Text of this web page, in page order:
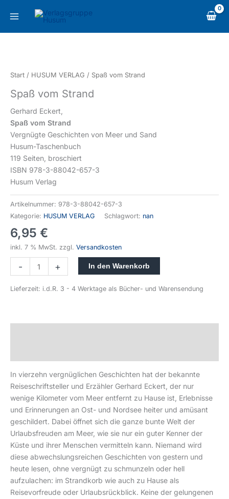
Inhalt
Start / HUSUM VERLAG / Spaß vom Strand
Spaß vom Strand
Gerhard Eckert,
Spaß vom Strand
Vergnügte Geschichten von Meer und Sand
Husum-Taschenbuch
119 Seiten, broschiert
ISBN 978-3-88042-657-3
Husum Verlag
Artikelnummer: 978-3-88042-657-3
Kategorie: HUSUM VERLAG Schlagwort: nan
6,95 €
inkl. 7 % MwSt. zzgl. Versandkosten
-
Strand
+ In den Warenkorb
Lieferzeit: i.d.R. 3 - 4 Werktage als Bücher- und Warensendung
In vierzehn vergnüglichen Geschichten hat der bekannte
Reiseschriftsteller und Erzähler Gerhard Eckert, der nur
wenige Kilometer vom Meer entfernt zu Hause ist, Erlebnisse
und Erinnerungen an Ost- und Nordsee heiter und amüsant
geschildert. Dabei öffnet sich die ganze bunte Welt der
Urlaubsfreuden am Meer, wie sie nur ein guter Kenner der
Küste und ihrer Menschen vermitteln kann. Niemand wird
diese abwechslungsreichen Geschichten von gestern und
heute lesen, ohne vergnügt zu schmunzeln oder hell
aufzulachen: im Strandkorb wie auch zu Hause als
Reisevorfreude oder Urlaubsrückblick. Keine der gelungenen